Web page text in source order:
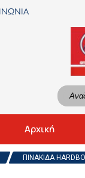
Αρχική
ΠΙΝΑΚΙΔΑ